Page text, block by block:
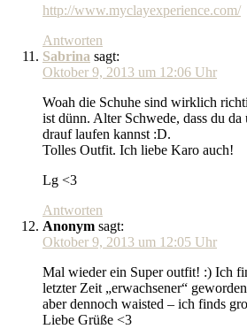
http://www.myclayexperience.com/
Antworten
Sabrina sagt:
Oktober 9, 2013 um 12:06 Uhr
Woah die Schuhe sind wirklich
ist dünn. Alter Schwede, dass du
drauf laufen kannst :D.
Tolles Outfit. Ich liebe Karo auch!
Lg <3
Antworten
Anonym sagt:
Oktober 9, 2013 um 12:05 Uhr
Mal wieder ein Super outfit! :) Ich
letzter Zeit „erwachsener“
aber dennoch waisted – ich finds
Liebe Grüße <3